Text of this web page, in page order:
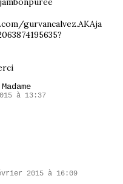
gurvancalvez.AKAja
à 13:37
2015 à 16:09